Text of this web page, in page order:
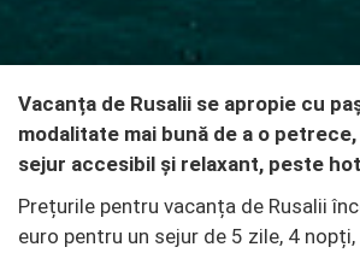
Vacanța de Rusalii se apropie cu
modalitate mai bună de a o
sejur accesibil și relaxant, peste
Prețurile pentru vacanța de Rusalii
euro pentru un sejur de 5 zile, 4